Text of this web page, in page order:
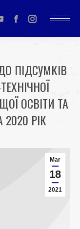
in
new
window
Facebook
page
in
new
window
Instagram
page
in
new
window
ПІДСУМКІВ
ОСВІТИ ТА
РІК
Mar
18
2021